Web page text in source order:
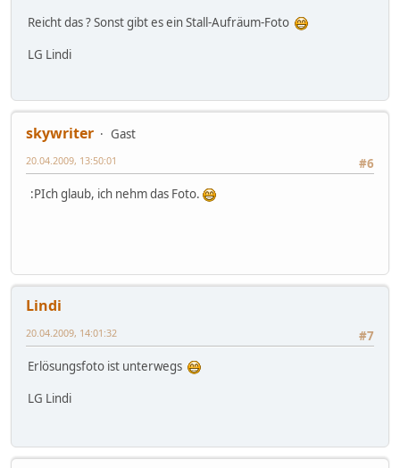
Reicht das ? Sonst gibt es ein Stall-Aufräum-Foto
LG Lindi
skywriter
Gast
#6
20.04.2009, 13:50:01
:PIch glaub, ich nehm das Foto.
Lindi
#7
20.04.2009, 14:01:32
Erlösungsfoto ist unterwegs
LG Lindi